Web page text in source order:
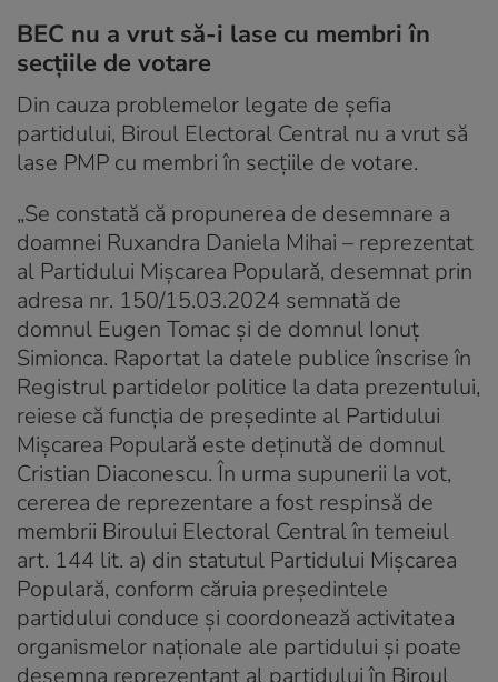
BEC nu a vrut să-i lase cu membri în
secțiile de votare
Din cauza problemelor legate de șefia
partidului, Biroul Electoral Central nu a vrut să
lase PMP cu membri în secțiile de votare.
„Se constată că propunerea de desemnare a
doamnei Ruxandra Daniela Mihai – reprezentat
al Partidului Mişcarea Populară, desemnat prin
adresa nr. 150/15.03.2024 semnată de
domnul Eugen Tomac şi de domnul Ionuţ
Simionca. Raportat la datele publice înscrise în
Registrul partidelor politice la data prezentului,
reiese că funcţia de preşedinte al Partidului
Mişcarea Populară este deţinută de domnul
Cristian Diaconescu. În urma supunerii la vot,
cererea de reprezentare a fost respinsă de
membrii Biroului Electoral Central în temeiul
art. 144 lit. a) din statutul Partidului Mişcarea
Populară, conform căruia preşedintele
partidului conduce şi coordonează activitatea
organismelor naţionale ale partidului şi poate
desemna reprezentant al partidului în Biroul